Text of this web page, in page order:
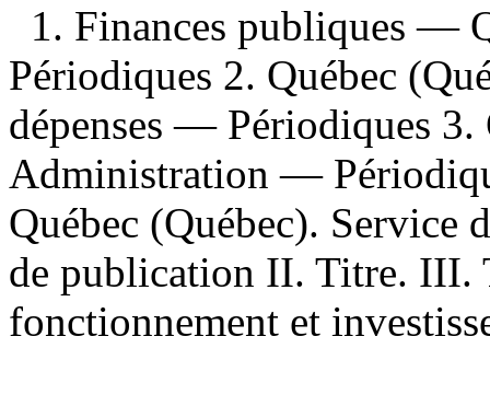
1. Finances publiques —
Périodiques 2. Québec
dépenses — Périodiques
Administration —
Québec (Québec). Service
de publication II. Titre. III.
fonctionnement et